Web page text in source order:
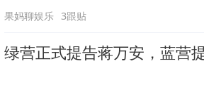
果妈聊娱乐 3跟贴
绿营正式提告蒋万安，蓝营